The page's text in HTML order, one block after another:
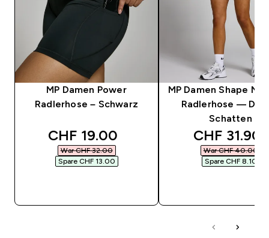
MP Damen Power
Radlerhose – Schwarz
discounted price
CHF 19.00‎
War CHF 32.00‎
Spare CHF 13.00‎
MP Damen Shape
Radlerhose —
Schatten
CHF 31.90‎
War CHF 40.00‎
Spare CHF 8.10‎